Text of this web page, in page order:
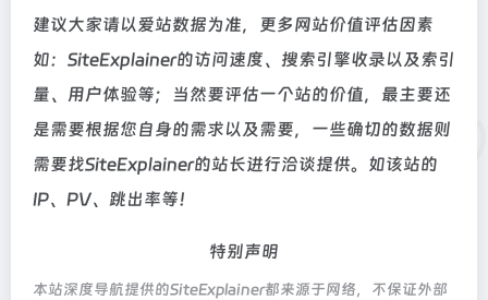
建议大家请以爱站数据为准，更多网站价值评估因素
如：SiteExplainer的访问速度、搜索引擎收录以及索引
量、用户体验等；当然要评估一个站的价值，最主要还
是需要根据您自身的需求以及需要，一些确切的数据则
需要找SiteExplainer的站长进行洽谈提供。如该站的
IP、PV、跳出率等！
特别声明
本站深度导航提供的SiteExplainer都来源于网络，不保证外部